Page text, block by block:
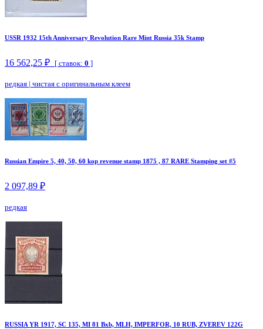
USSR 1932 15th Anniversary Revolution Rare Mint Russia 35k Stamp
16 562,25 ₽ [ ставок: 0 ]
редкая | чистая с оригинальным клеем
Russian Empire 5, 40, 50, 60 kop revenue stamp 1875 , 87 RARE Stamping set #5
2 097,89 ₽
редкая
RUSSIA YR 1917, SC 135, MI 81 Bxb, MLH, IMPERFOR, 10 RUB, ZVEREV 122G